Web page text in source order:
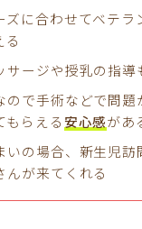
ズに合わせてベテラ
る
サージや授乳の指導
ので手術などで問題
もらえる 安心感があ
いの場合、新生児訪
んが来てくれる